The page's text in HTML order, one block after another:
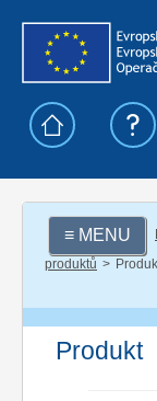
≡ MENU
produktů
Produkt